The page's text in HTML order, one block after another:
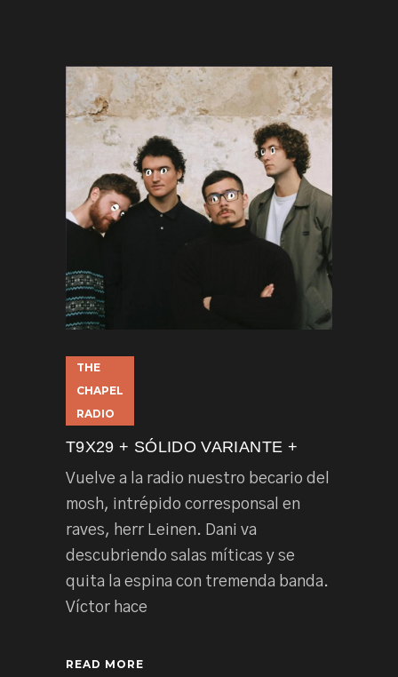
THE
CHAPEL
RADIO
T9X29 + SÓLIDO VARIANTE +
Vuelve a la radio nuestro becario del
mosh, intrépido corresponsal en
raves, herr Leinen. Dani va
descubriendo salas míticas y se
quita la espina con tremenda banda.
Víctor hace
READ MORE